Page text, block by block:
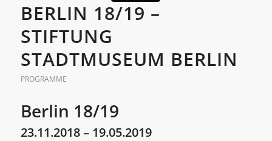
BERLIN 18/19 –
STIFTUNG
STADTMUSEUM BERLIN
PROGRAMME
Berlin 18/19
23.11.2018 – 19.05.2019